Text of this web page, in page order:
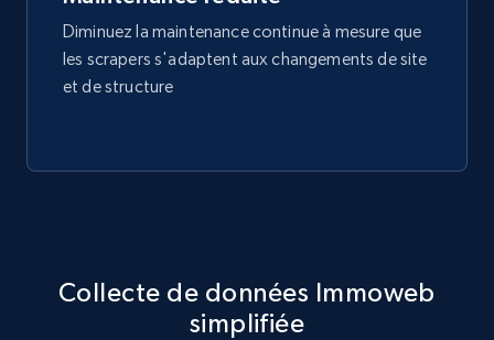
Diminuez la maintenance continue à mesure que
les scrapers s'adaptent aux changements de site
et de structure
Collecte de données Immoweb
simplifiée